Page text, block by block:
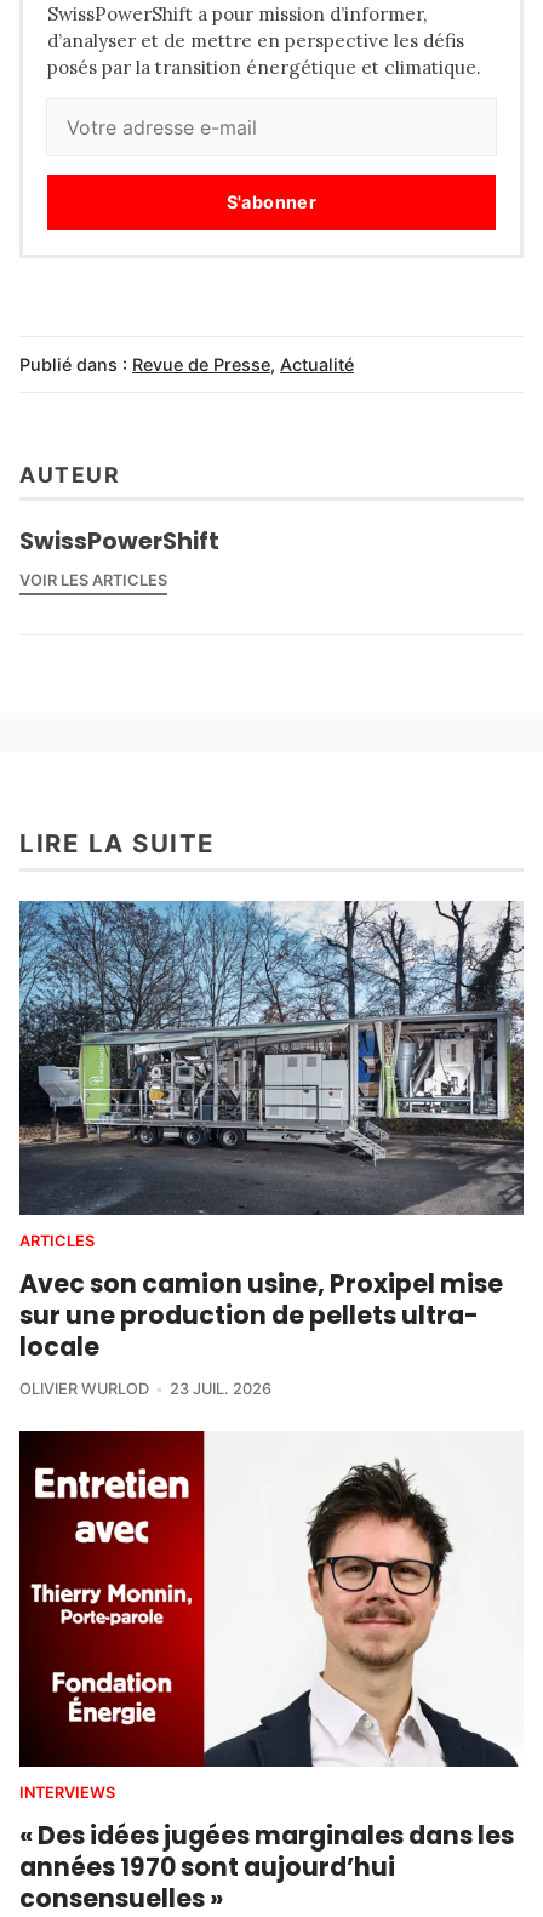
SwissPowerShift a pour mission d’informer,
d’analyser et de mettre en perspective les défis
posés par la transition énergétique et climatique.
S'abonner
Publié dans : Revue de Presse, Actualité
AUTEUR
SwissPowerShift
VOIR LES ARTICLES
LIRE LA SUITE
ARTICLES
Avec son camion usine, Proxipel mise
sur une production de pellets ultra-
locale
OLIVIER WURLOD 23 JUIL. 2026
INTERVIEWS
« Des idées jugées marginales dans les
années 1970 sont aujourd’hui
consensuelles »